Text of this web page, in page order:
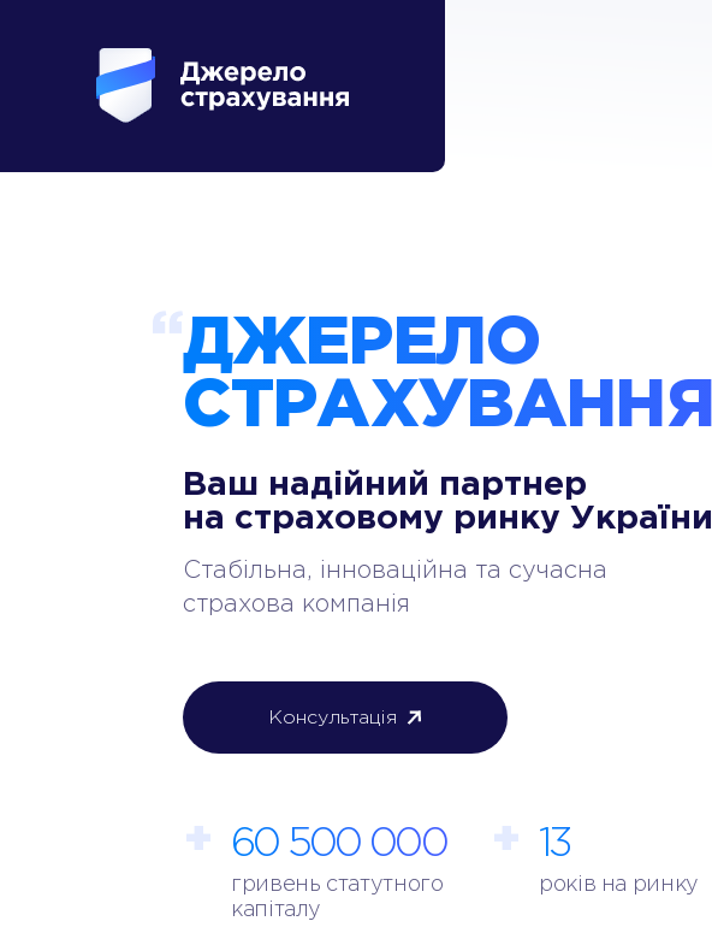
ДЖЕРЕЛО
СТРАХУВАННЯ
Ваш надійний партнер
на страховому ринку України
Стабільна, інноваційна та сучасна
страхова компанія
Консультація
60 500 000
гривень статутного
капіталу
13
років на ринку